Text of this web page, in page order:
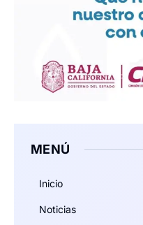
MENÚ
Inicio
Noticias